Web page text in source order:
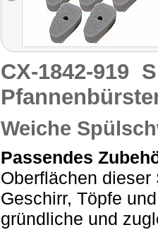
CX-1842-919
Weiche
Passendes
Oberflächen
Geschirr, Töpfe
gründliche und